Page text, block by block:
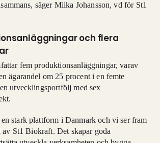
säger Miika Johansson, vd för St1
och flera
fem produktionsanläggningar, varav
ägarandel om 25 procent i en femte
utvecklingsportfölj med sex
stark plattform i Danmark och vi ser fram
av St1 Biokraft. Det skapar goda